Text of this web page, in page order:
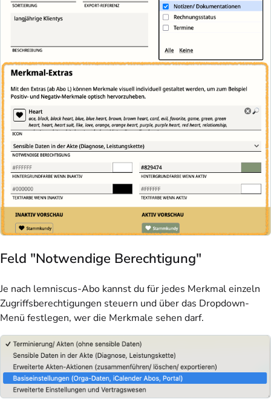
Feld "Notwendige Berechtigung"
Je nach lemniscus-Abo kannst du für jedes Merkmal einzeln
Zugriffsberechtigungen steuern und über das Dropdown-
Menü festlegen, wer die Merkmale sehen darf.